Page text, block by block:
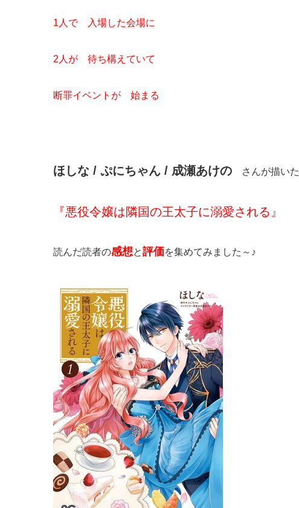
1人で 入場した会場に
2人が 待ち構えていて
断罪イベントが 始まる
ほしな / ぷにちゃん / 成瀬あけの さんが描いた
『悪役令嬢は隣国の王太子に溺愛される』
読んだ読者の感想と評価を集めてみました～♪